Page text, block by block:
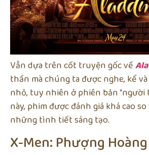
Vẫn dựa trên cốt truyện gốc về
thần mà chúng ta được nghe, kể
nhỏ, tuy nhiên ở phiên bản “người
này, phim được đánh giá khá cao
những tình tiết sáng tạo.
X-Men: Phượng